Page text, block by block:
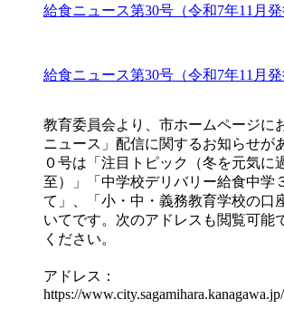
給食ニュース第30号（令和7年11月
給食ニュース第30号（令和7年11月
教育委員会より、市ホームページに
ニュース」配信に関するお知らせが
０号は「注目トピック（冬を元気に
至）」「中学校デリバリー給食中学
て」、「小・中・義務教育学校の口
いてです。次のアドレスも閲覧可能
ください。
アドレス：
https://